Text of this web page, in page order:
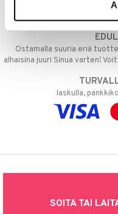
Ennen kello 13.00 tehdyt
Ostamalla suuria eriä
alhaisina juuri Sinua varten!
laskulla,
SOITA TAI